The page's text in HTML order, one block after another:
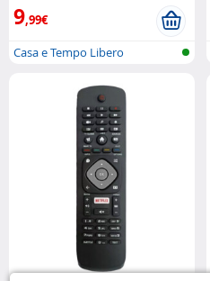
9,99€
Casa e Tempo Libero